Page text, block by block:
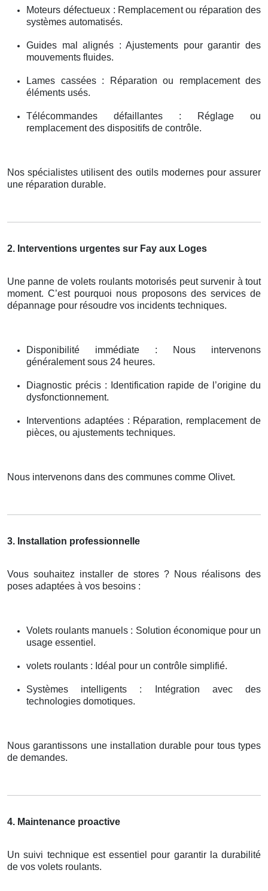
Moteurs défectueux : Remplacement ou réparation des
systèmes automatisés.
Guides mal alignés : Ajustements pour garantir des
mouvements fluides.
Lames cassées : Réparation ou remplacement des
éléments usés.
Télécommandes défaillantes : Réglage ou
remplacement des dispositifs de contrôle.
Nos spécialistes utilisent des outils modernes pour assurer
une réparation durable.
2. Interventions urgentes sur Fay aux Loges
Une panne de volets roulants motorisés peut survenir à tout
moment. C’est pourquoi nous proposons des services de
dépannage pour résoudre vos incidents techniques.
Disponibilité immédiate : Nous intervenons
généralement sous 24 heures.
Diagnostic précis : Identification rapide de l’origine du
dysfonctionnement.
Interventions adaptées : Réparation, remplacement de
pièces, ou ajustements techniques.
Nous intervenons dans des communes comme Olivet.
3. Installation professionnelle
Vous souhaitez installer de stores ? Nous réalisons des
poses adaptées à vos besoins :
Volets roulants manuels : Solution économique pour un
usage essentiel.
volets roulants : Idéal pour un contrôle simplifié.
Systèmes intelligents : Intégration avec des
technologies domotiques.
Nous garantissons une installation durable pour tous types
de demandes.
4. Maintenance proactive
Un suivi technique est essentiel pour garantir la durabilité
de vos volets roulants.